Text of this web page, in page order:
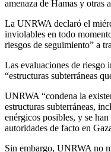
amenaza de Hamas y otras
La UNRWA declaró el
inviolables en todo
riesgos de seguimiento” a
Las evaluaciones de riesgo
“estructuras subterráneas
UNRWA “condena la
estructuras subterráneas,
enérgicos posibles, y se
autoridades de facto en
Sin embargo, UNRWA no